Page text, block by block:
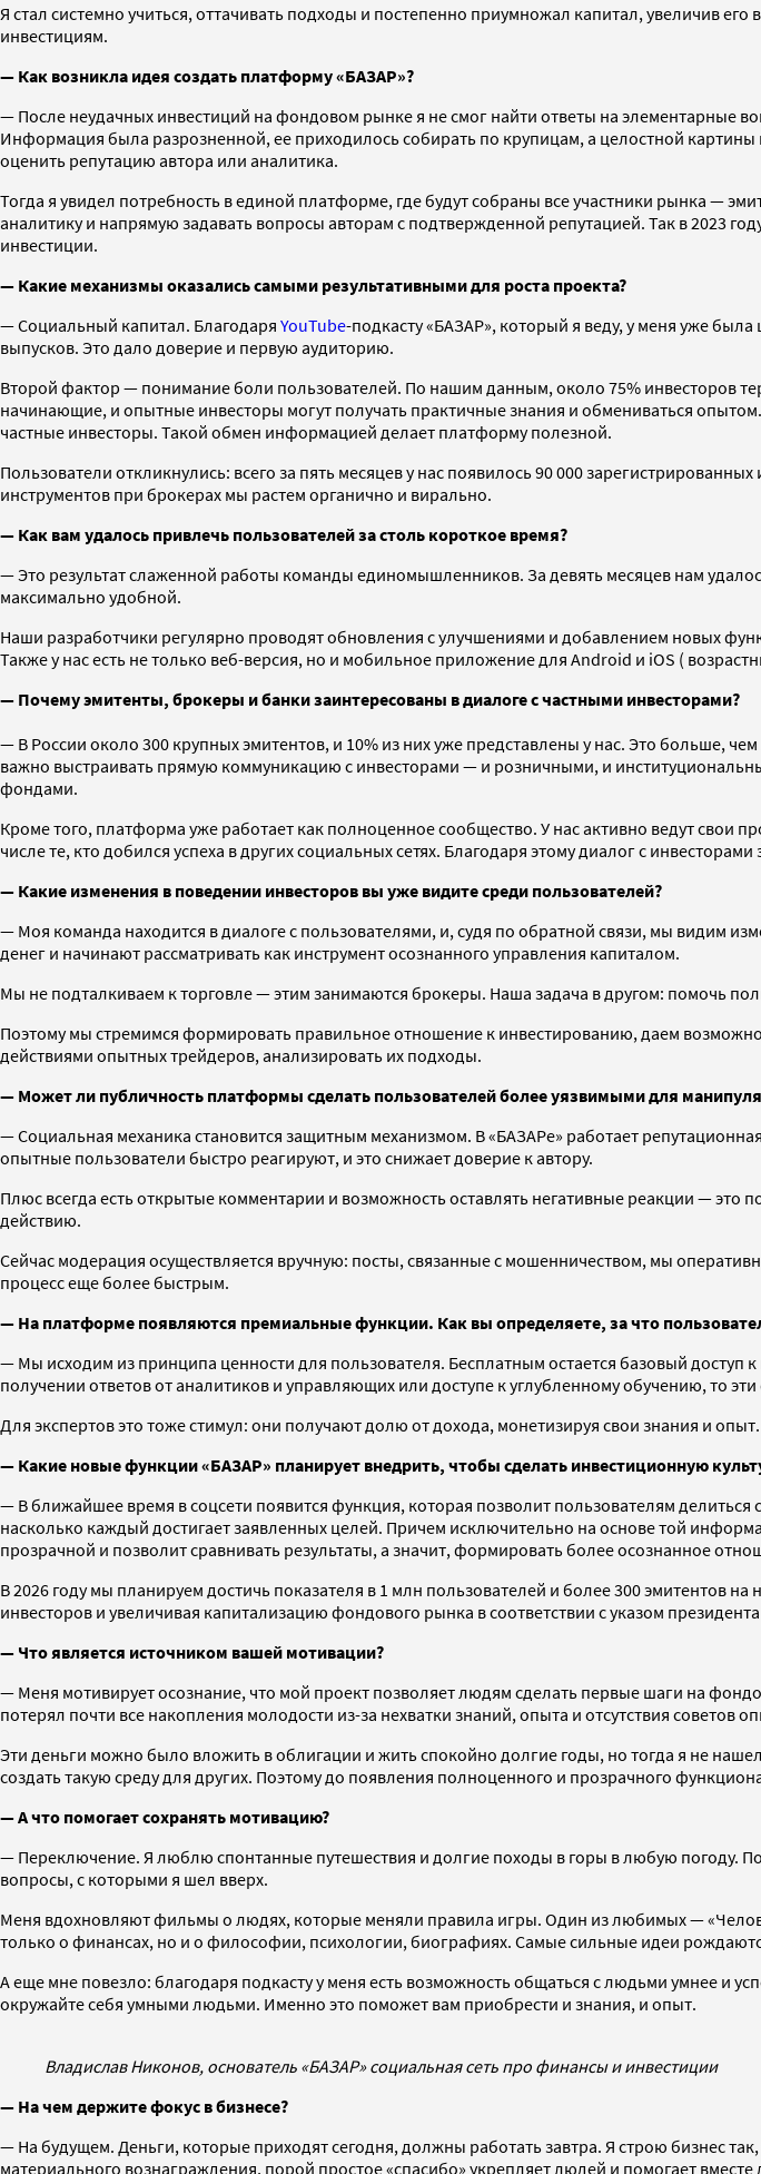
Я стал системно учиться, оттачивать подходы и постепенно приумножал капитал, увеличив
инвестициям.
— Как возникла идея создать платформу «БАЗАР»?
— После неудачных инвестиций на фондовом рынке я не смог найти ответы на элементарные
Информация была разрозненной, ее приходилось собирать по крупицам, а целостной
оценить репутацию автора или аналитика.
Тогда я увидел потребность в единой платформе, где будут собраны все участники рынка —
аналитику и напрямую задавать вопросы авторам с подтвержденной репутацией. Так в 2023
инвестиции.
— Какие механизмы оказались самыми результативными для роста проекта?
— Социальный капитал. Благодаря YouTube-подкасту «БАЗАР», который я веду, у меня уже
выпусков. Это дало доверие и первую аудиторию.
Второй фактор — понимание боли пользователей. По нашим данным, около 75% инвесторов
начинающие, и опытные инвесторы могут получать практичные знания и обмениваться
частные инвесторы. Такой обмен информацией делает платформу полезной.
Пользователи откликнулись: всего за пять месяцев у нас появилось 90 000
инструментов при брокерах мы растем органично и вирально.
— Как вам удалось привлечь пользователей за столь короткое время?
— Это результат слаженной работы команды единомышленников. За девять месяцев нам
максимально удобной.
Наши разработчики регулярно проводят обновления с улучшениями и добавлением новых
Также у нас есть не только веб-версия, но и мобильное приложение для Android и iOS (
— Почему эмитенты, брокеры и банки заинтересованы в диалоге с частными инвесторами?
— В России около 300 крупных эмитентов, и 10% из них уже представлены у нас. Это больше,
важно выстраивать прямую коммуникацию с инвесторами — и розничными, и
фондами.
Кроме того, платформа уже работает как полноценное сообщество. У нас активно ведут
числе те, кто добился успеха в других социальных сетях. Благодаря этому диалог с
— Какие изменения в поведении инвесторов вы уже видите среди пользователей?
— Моя команда находится в диалоге с пользователями, и, судя по обратной связи, мы видим
денег и начинают рассматривать как инструмент осознанного управления капиталом.
Мы не подталкиваем к торговле — этим занимаются брокеры. Наша задача в другом: помочь
Поэтому мы стремимся формировать правильное отношение к инвестированию, даем
действиями опытных трейдеров, анализировать их подходы.
— Может ли публичность платформы сделать пользователей более уязвимыми для
— Социальная механика становится защитным механизмом. В «БАЗАРе» работает
опытные пользователи быстро реагируют, и это снижает доверие к автору.
Плюс всегда есть открытые комментарии и возможность оставлять негативные реакции — это
действию.
Сейчас модерация осуществляется вручную: посты, связанные с мошенничеством, мы
процесс еще более быстрым.
— На платформе появляются премиальные функции. Как вы определяете, за что
— Мы исходим из принципа ценности для пользователя. Бесплатным остается базовый
получении ответов от аналитиков и управляющих или доступе к углубленному обучению, то
Для экспертов это тоже стимул: они получают долю от дохода, монетизируя свои знания и
— Какие новые функции «БАЗАР» планирует внедрить, чтобы сделать инвестиционную
— В ближайшее время в соцсети появится функция, которая позволит пользователям
насколько каждый достигает заявленных целей. Причем исключительно на основе той
прозрачной и позволит сравнивать результаты, а значит, формировать более осознанное
В 2026 году мы планируем достичь показателя в 1 млн пользователей и более 300
инвесторов и увеличивая капитализацию фондового рынка в соответствии с указом
— Что является источником вашей мотивации?
— Меня мотивирует осознание, что мой проект позволяет людям сделать первые шаги на
потерял почти все накопления молодости из-за нехватки знаний, опыта и отсутствия советов
Эти деньги можно было вложить в облигации и жить спокойно долгие годы, но тогда я не
создать такую среду для других. Поэтому до появления полноценного и прозрачного
— А что помогает сохранять мотивацию?
— Переключение. Я люблю спонтанные путешествия и долгие походы в горы в любую погоду.
вопросы, с которыми я шел вверх.
Меня вдохновляют фильмы о людях, которые меняли правила игры. Один из любимых —
только о финансах, но и о философии, психологии, биографиях. Самые сильные идеи
А еще мне повезло: благодаря подкасту у меня есть возможность общаться с людьми умнее и
окружайте себя умными людьми. Именно это поможет вам приобрести и знания, и опыт.
Владислав Никонов, основатель «БАЗАР» социальная сеть про финансы и инвестиции
— На чем держите фокус в бизнесе?
— На будущем. Деньги, которые приходят сегодня, должны работать завтра. Я строю бизнес
материального вознаграждения, порой простое «спасибо» укрепляет людей и помогает вместе